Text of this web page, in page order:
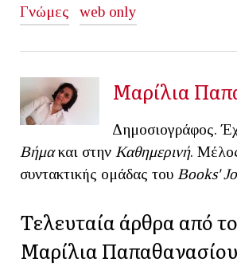
Γνώμες web only
Μαρίλια
Δημοσιογράφος.
Βήμακαι στην Καθημερινή.
συντακτικής ομάδας του Books'
Τελευταία άρθρα από
Μαρίλια Παπαθανασίου